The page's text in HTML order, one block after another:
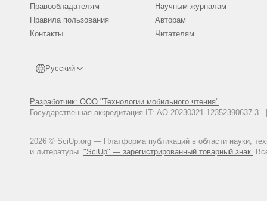
Правообладателям
Правила пользования
Контакты
Русский
Разработчик: ООО "Технологии мобильного чтения"
Государственная аккредитация IT: АО-20230321-
2026 © SciUp.org — Платформа публикаций в области науки,
и литературы. "SciUp" — зарегистрированный товарный знак.
Научным журналам
Авторам
Читателям